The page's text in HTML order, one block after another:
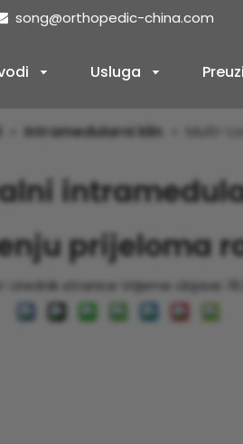
song@orthopedic-china.com
Usluga
Intramedularni klin Multi-
prijeloma
stranice Vrijeme objave: